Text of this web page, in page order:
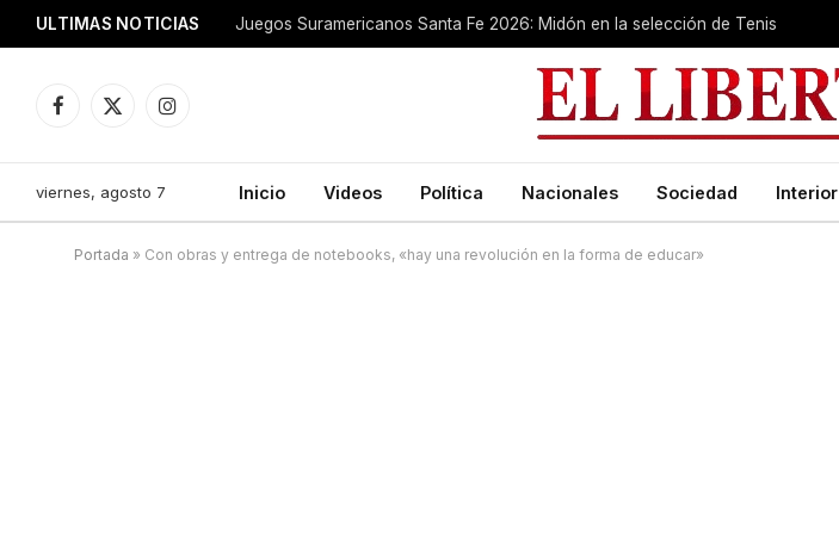
ULTIMAS NOTICIAS Juegos Suramericanos Santa Fe 2026: Midón en la selección de Tenis
Facebook
X
Instagram
viernes, agosto 7 Inicio Videos Política Nacionales Sociedad Interior
Portada » Con obras y entrega de notebooks, «hay una revolución en la forma de educar»